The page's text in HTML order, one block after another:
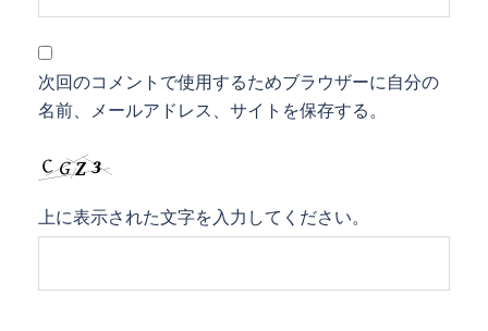
次回のコメントで使用するためブラウザーに自分の
名前、メールアドレス、サイトを保存する。
上に表示された文字を入力してください。